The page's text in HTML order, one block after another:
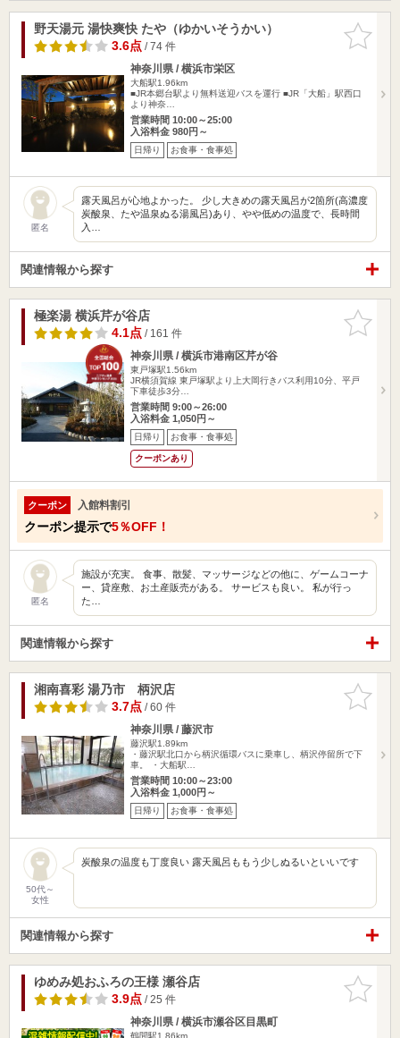
お気に入
りに追加
野天湯元 湯快爽快 たや（ゆかいそうかい）
3.6点/ 74 件
神奈川県 / 横浜市栄区
大船駅1.96km
■JR本郷台駅より無料送迎バスを運行 ■JR「大船」駅西口
より神奈…
営業時間 10:00～25:00
入浴料金 980円～
日帰り お食事・食事処
匿名
露天風呂が心地よかった。 少し大きめの露天風呂が2箇所(高濃度
炭酸泉、たや温泉ぬる湯風呂)あり、やや低めの温度で、長時間
入…
関連情報から探す
お気に入
りに追加
極楽湯 横浜芹が谷店
4.1点/ 161 件
神奈川県 / 横浜市港南区芹が谷
東戸塚駅1.56km
JR横須賀線 東戸塚駅より上大岡行きバス利用10分、平戸
下車徒歩3分…
営業時間 9:00～26:00
入浴料金 1,050円～
日帰り お食事・食事処
クーポンあり
クーポン 入館料割引
クーポン提示で5％OFF！
匿名
施設が充実。 食事、散髪、マッサージなどの他に、ゲームコーナ
ー、貸座敷、お土産販売がある。 サービスも良い。 私が行っ
た…
関連情報から探す
お気に入
りに追加
湘南喜彩 湯乃市 柄沢店
3.7点/ 60 件
神奈川県 / 藤沢市
藤沢駅1.89km
・藤沢駅北口から柄沢循環バスに乗車し、柄沢停留所で下
車。 ・大船駅…
営業時間 10:00～23:00
入浴料金 1,000円～
日帰り お食事・食事処
50代～
女性
炭酸泉の温度も丁度良い 露天風呂ももう少しぬるいといいです
関連情報から探す
お気に入
りに追加
ゆめみ処おふろの王様 瀬谷店
3.9点/ 25 件
神奈川県 / 横浜市瀬谷区目黒町
鶴間駅1.86km